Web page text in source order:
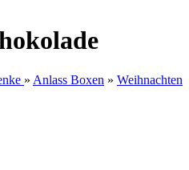
» Anlass Boxen » Weihnachten